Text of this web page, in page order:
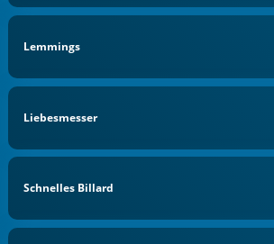
Lemmings
Liebesmesser
Schnelles Billard